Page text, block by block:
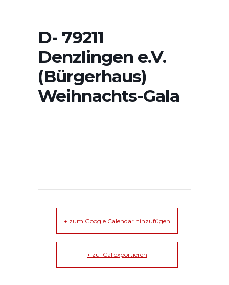
D- 79211
Denzlingen e.V.
(Bürgerhaus)
Weihnachts-Gala
+ zum Google Calendar hinzufügen
+ zu iCal exportieren